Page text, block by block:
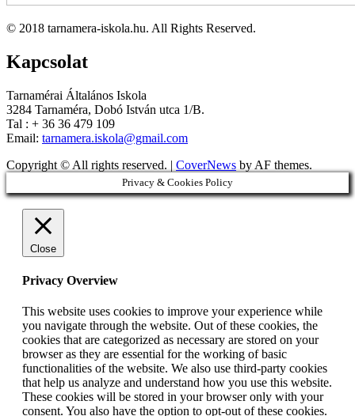
© 2018 tarnamera-iskola.hu. All Rights Reserved.
Kapcsolat
Tarnamérai Általános Iskola
3284 Tarnaméra, Dobó István utca 1/B.
Tal : + 36 36 479 109
Email: tarnamera.iskola@gmail.com
Copyright © All rights reserved. | CoverNews by AF themes.
Privacy & Cookies Policy
Close
Privacy Overview
This website uses cookies to improve your experience while
you navigate through the website. Out of these cookies, the
cookies that are categorized as necessary are stored on your
browser as they are essential for the working of basic
functionalities of the website. We also use third-party cookies
that help us analyze and understand how you use this website.
These cookies will be stored in your browser only with your
consent. You also have the option to opt-out of these cookies.